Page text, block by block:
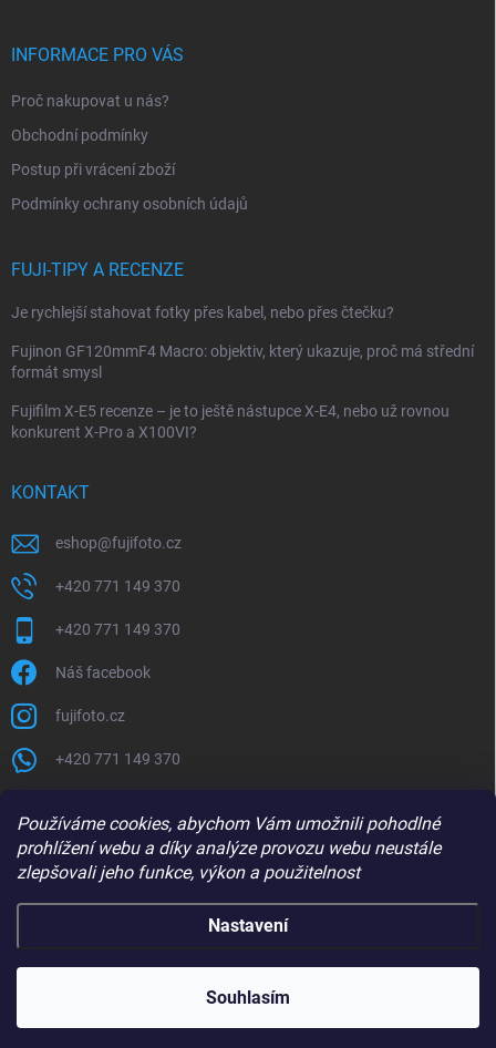
Používáme cookies, abychom Vám umožnili pohodlné
prohlížení webu a díky analýze provozu webu neustále
zlepšovali jeho funkce, výkon a použitelnost
Nastavení
Souhlasím
INFORMACE PRO VÁS
Proč nakupovat u nás?
Obchodní podmínky
Postup při vrácení zboží
Podmínky ochrany osobních údajů
FUJI-TIPY A RECENZE
Je rychlejší stahovat fotky přes kabel, nebo přes čtečku?
Fujinon GF120mmF4 Macro: objektiv, který ukazuje, proč má střední
formát smysl
Fujifilm X-E5 recenze – je to ještě nástupce X-E4, nebo už rovnou
konkurent X-Pro a X100VI?
KONTAKT
eshop@fujifoto.cz
+420 771 149 370
+420 771 149 370
Náš facebook
fujifoto.cz
+420 771 149 370
PŘIJÍMÁME ONLINE PLATBY
FUJIFOTO.CZ . Všechna práva vyhrazena.